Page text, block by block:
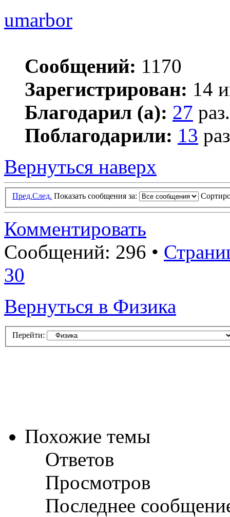
umarbor
Сообщений: 1170
Зарегистрирован: 14
Благодарил (а): 27 раз.
Поблагодарили: 13
Вернуться наверх
Пред.След. Показать сообщения за:
Комментировать
Сообщений: 296 •
30
Вернуться в Физика
Перейти:
Похожие темы
Ответов
Просмотров
Последнее